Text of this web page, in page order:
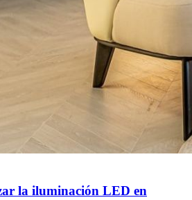
la iluminación LED en